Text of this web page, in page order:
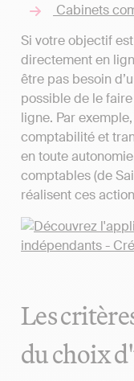
Cabinets
Si votre objectif
directement en
être pas besoin
possible de le
ligne. Par
comptabilité et
en toute
comptables (de
réalisent ces
Les
du choix